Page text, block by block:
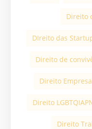
Direito
DIreito das
Direito de
Direito
Direito
Direito